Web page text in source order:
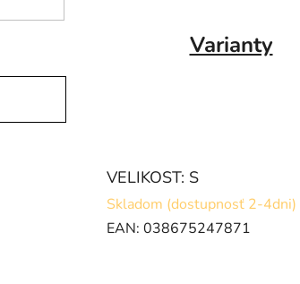
Varianty
VELIKOST: S
Skladom (dostupnosť 2-4dni)
EAN: 038675247871